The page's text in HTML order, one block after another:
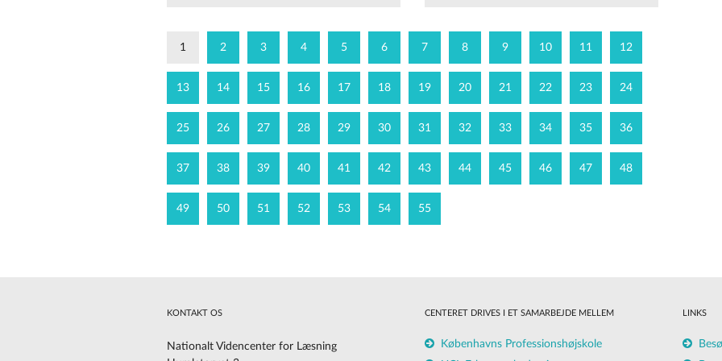
1 2 3 4 5 6 7 8 9 10 11 12
13 14 15 16 17 18 19 20 21 22 23 24
25 26 27 28 29 30 31 32 33 34 35 36
37 38 39 40 41 42 43 44 45 46 47 48
49 50 51 52 53 54 55
KONTAKT OS
Nationalt Videncenter for Læsning
CENTERET DRIVES I ET SAMARBEJDE MELLEM
Københavns Professionshøjskole
LINKS